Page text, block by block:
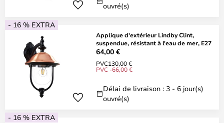
ouvré(s)
- 16 % EXTRA
Applique d'extérieur Lindby Clint,
suspendue, résistant à l'eau de mer, E27
64,00 €
PVC130,00 €
PVC -66,00 €
Délai de livraison : 3 - 6 jour(s)
ouvré(s)
- 16 % EXTRA